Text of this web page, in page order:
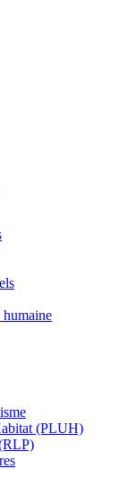
humaine
(PLUH)